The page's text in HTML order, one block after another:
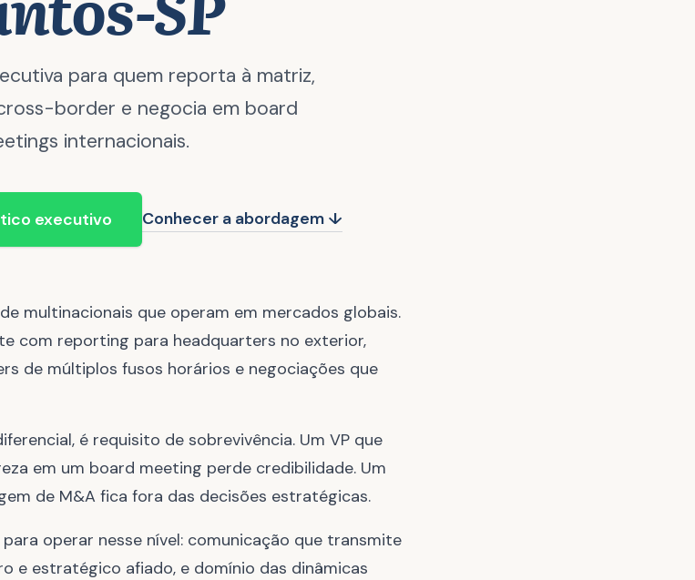
para quem reporta à matriz,
border e negocia em board
internacionais.
executivo Conhecer a abordagem ↓
multinacionais que operam em mercados globais.
com reporting para headquarters no exterior,
de múltiplos fusos horários e negociações que
é requisito de sobrevivência. Um VP que
em um board meeting perde credibilidade. Um
de M&A fica fora das decisões estratégicas.
operar nesse nível: comunicação que transmite
e estratégico afiado, e domínio das dinâmicas